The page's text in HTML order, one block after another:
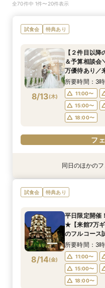
全70件中 1件〜20件表示
試食会 特典あり
8/13(木)
【２件目以
＆予算相談会
万優待あり／
リアン×オマ
会◆
所要時間：3
11:00〜
15:00〜
18:00〜
フ
特典あり
8/13(木)
【少人数で叶
アットホーム
11:00〜
15:00〜
18:00〜
フ
特典あり
8/13(木)
【料理重視の
ブリアン×オ
所要時間：3
11:00〜
15:00〜
18:00〜
フ
8/13(木)
【フォト婚・
なんでも相談
11:00〜
15:00〜
18:00〜
フ
衣装試着 特典あり
8/13(木)
【40～70名
＆会場見学×
所要時間：3
11:00〜
15:00〜
18:00〜
フ
衣装試着 特典あり
8/13(木)
【初めて見学
典＆来館7万
所要時間：3
11:00〜
15:00〜
18:00〜
フ
特典あり
8/13(木)
平日限定開催
★【来館7万
＆貸切邸宅見
所要時間：3
11:00〜
15:00〜
18:00〜
フ
特典あり
8/13(木)
《庭園挙式
万など最大7
貸切邸宅見学
イナビ限定BIG
所要時間：3
11:00〜
15:00〜
18:00〜
フ
同日のほかのフ
試食会 特典あり
8/14(金)
平日限定開催
★【来館7万
のフルコース
＆貸切邸宅見
所要時間：3
11:00〜
15:00〜
18:00〜